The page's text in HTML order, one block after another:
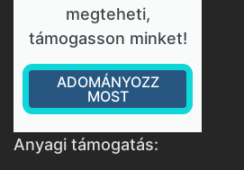
megteheti,
támogasson minket!
ADOMÁNYOZZ
MOST
Anyagi támogatás: